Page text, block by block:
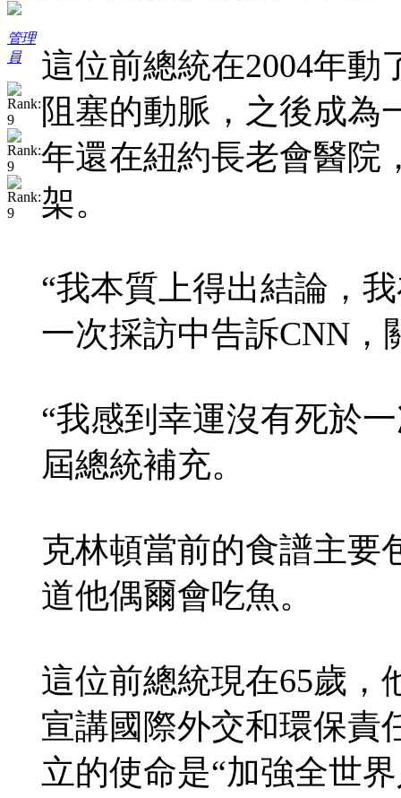
管理
員
這位前總統在2004年動
阻塞的動脈，之後成為
年還在紐約長老會醫院
架。
“我本質上得出結論，
一次採訪中告訴CNN
“我感到幸運沒有死於
屆總統補充。
克林頓當前的食譜主要
道他偶爾會吃魚。
這位前總統現在65歲，
宣講國際外交和環保責
立的使命是“加強全世